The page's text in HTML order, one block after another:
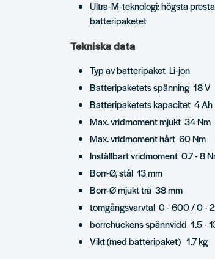
Ultra-M-teknologi: högsta
batteripaketet
Tekniska data
Typ av batteripaket Li-jon
Batteripaketets spänning 18 V
Batteripaketets kapacitet 4 Ah
Max. vridmoment mjukt 34 Nm
Max. vridmoment hårt 60 Nm
Inställbart vridmoment 0.7 - 8
Borr-Ø, stål 13 mm
Borr-Ø mjukt trä 38 mm
tomgångsvarvtal 0 - 600 / 0 -
borrchuckens spännvidd 1.5 -
Vikt (med batteripaket) 1.7 kg